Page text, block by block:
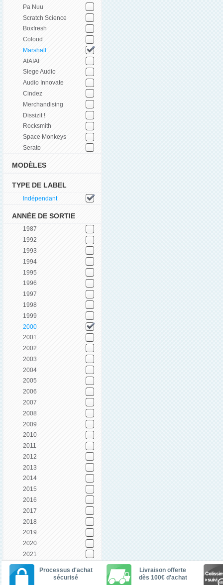
Pa Nuu
Scratch Science
Boxfresh
Coloud
Marshall
AIAIAI
Siege Audio
Audio Innovate
Cindez
Merchandising
Dissizit !
Rocksmith
Space Monkeys
Serato
MODÈLES
TYPE DE LABEL
Indépendant
ANNÉE DE SORTIE
1987
1992
1993
1994
1995
1996
1997
1998
1999
2000
2001
2002
2003
2004
2005
2006
2007
2008
2009
2010
2011
2012
2013
2014
2015
2016
2017
2018
2019
2020
2021
Processus d'achat
sécurisé
Livraison offerte
dès 100€ d'achat